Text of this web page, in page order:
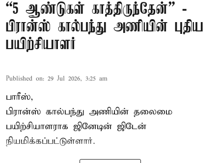
“5 ஆண்டுகள் காத்திருந்தேன்” -
பிரான்ஸ் கால்பந்து அணியின் புதிய
பயிற்சியாளர்
Published on: 29 Jul 2026, 3:25 am
பாரீஸ்,
பிரான்ஸ் கால்பந்து அணியின் தலைமை
பயிற்சியாளராக ஜினேடின் ஜிடேன்
நியமிக்கப்பட்டுள்ளார்.